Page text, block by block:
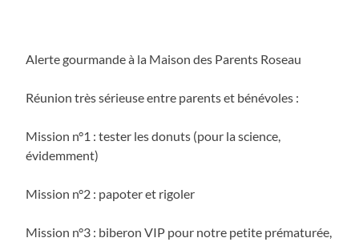
Alerte gourmande à la Maison des Parents Roseau
Réunion très sérieuse entre parents et bénévoles :
Mission n°1 : tester les donuts (pour la science,
évidemment)
Mission n°2 : papoter et rigoler
Mission n°3 : biberon VIP pour notre petite prématurée,